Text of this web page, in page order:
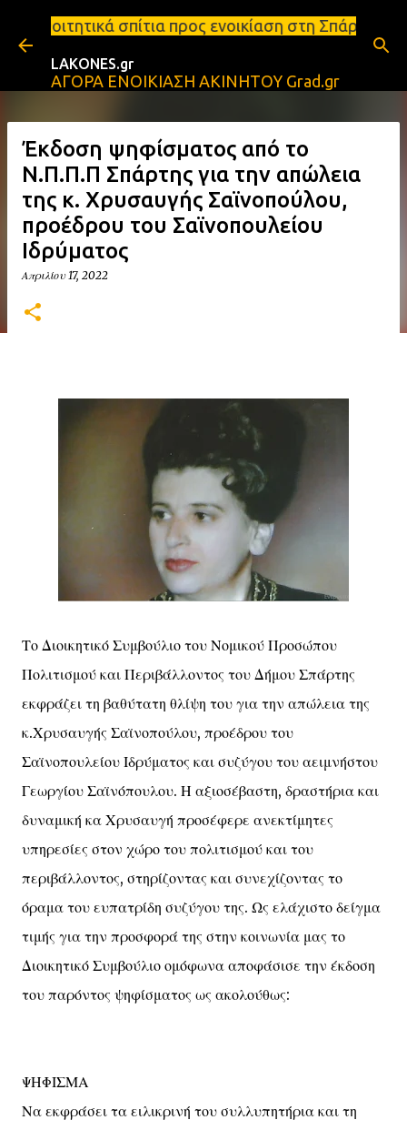
Μετάβαση στο κύριο περιεχόμενο
προς ενοικίαση στη Σπάρτη Ενοικιάσεις
LAKONES.gr
ΑΓΟΡΑ ΕΝΟΙΚΙΑΣΗ ΑΚΙΝΗΤΟΥ Grad.gr
Έκδοση ψηφίσματος από το
Ν.Π.Π.Π Σπάρτης για την απώλεια
της κ. Χρυσαυγής Σαϊνοπούλου,
προέδρου του Σαϊνοπουλείου
Ιδρύματος
Απριλίου 17, 2022
Το Διοικητικό Συμβούλιο του Νομικού Προσώπου
Πολιτισμού και Περιβάλλοντος του Δήμου Σπάρτης
εκφράζει τη βαθύτατη θλίψη του για την απώλεια της
κ.Χρυσαυγής Σαϊνοπούλου, προέδρου του
Σαϊνοπουλείου Ιδρύματος και συζύγου του αειμνήστου
Γεωργίου Σαϊνόπουλου. Η αξιοσέβαστη, δραστήρια και
δυναμική κα Χρυσαυγή προσέφερε ανεκτίμητες
υπηρεσίες στον χώρο του πολιτισμού και του
περιβάλλοντος, στηρίζοντας και συνεχίζοντας το
όραμα του ευπατρίδη συζύγου της. Ως ελάχιστο δείγμα
τιμής για την προσφορά της στην κοινωνία μας το
Διοικητικό Συμβούλιο ομόφωνα αποφάσισε την έκδοση
του παρόντος ψηφίσματος ως ακολούθως:
ΨΗΦΙΣΜΑ
Να εκφράσει τα ειλικρινή του συλλυπητήρια και τη